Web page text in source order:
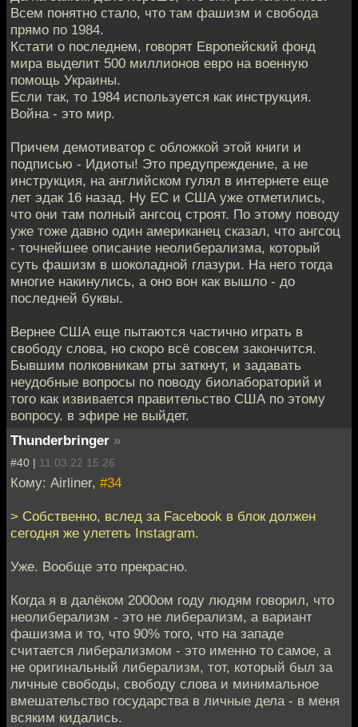
Всем понятно стало, что там фашизм и свобода
прямо по 1984.
Кстати о последнем, говорят Европейский фонд
мира выделит 500 миллионов евро на военную
помощь Украины.
Если так, то 1984 используется как инструкция.
Война - это мир.
Причем демотиватор с обложкой этой книги и
подписью - Идиоты! Это предупреждение, а не
инструкция, на английском гулял в интернете еще
лет эдак 16 назад. Ну ЕС и США уже отметились,
что они там полный ангсоц строят. По этому поводу
уже тоже давно один американец сказал, что ангсоц
- точнейшее описание неолиберализма, который
суть фашизм в шоколадной глазури. На него тогда
многие накинулись, а оно вон как вышло - до
последней буквы.
Вернее США еще пытаются частично играть в
свободу слова, но скоро всё совсем закончится.
Бывшим полковникам рты заткнут, и задавать
неудобные вопросы по поводу биолабораторий и
того как извивается правительство США по этому
вопросу. в эфире не выйдет.
Thunderbringer »
#40 | 11.03.22 15:26
Кому: Airliner, #34
> Собственно, вслед за Facebook в блок должен
сегодня же улететь Instagram.
Уже. Вообще это прекрасно.
Когда я в далёком 2000ом году людям говорил, что
неолиберализм - это не либерализм, а вариант
фашизма и то, что 90% того, что на западе
считается либерализмом - это именно то самое, а
не оригинальный либерализм, тот, который был за
личные свободы, свободу слова и минимальное
вмешательство государства в личные дела - в меня
всяким кидались.